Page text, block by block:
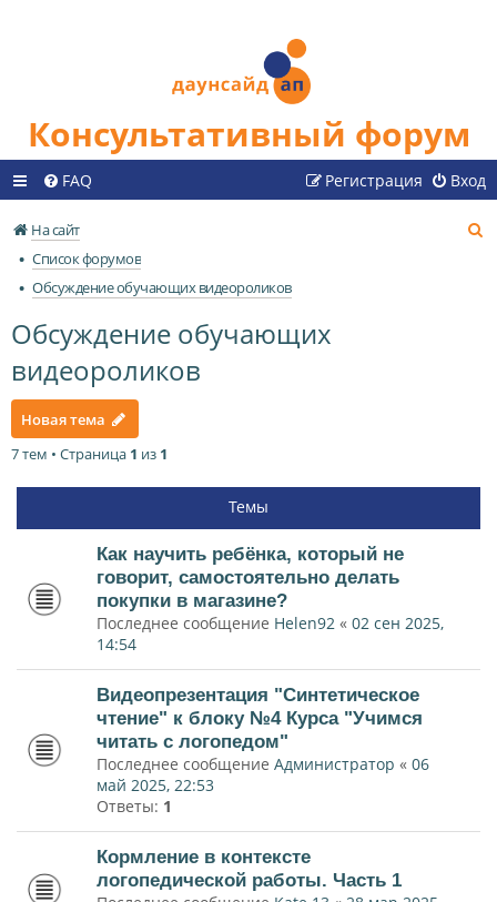
Консультативный форум
FAQ Вход
Регистрация
На сайт
Список форумов
Обсуждение обучающих видеороликов
Обсуждение обучающих
видеороликов
Новая тема
7 тем • Страница 1 из 1
Темы
Как научить ребёнка, который не
говорит, самостоятельно делать
покупки в магазине?
Последнее сообщение Helen92 « 02 сен 2025,
14:54
Видеопрезентация "Синтетическое
чтение" к блоку №4 Курса "Учимся
читать с логопедом"
Последнее сообщение Администратор « 06
май 2025, 22:53
Ответы: 1
Кормление в контексте
логопедической работы. Часть 1